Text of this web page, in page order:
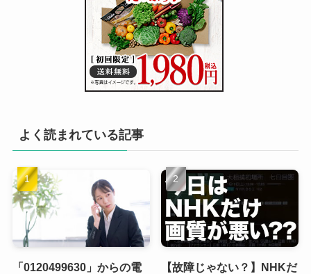
よく読まれている記事
「0120499630」からの電
【故障じゃない？】NHKだ